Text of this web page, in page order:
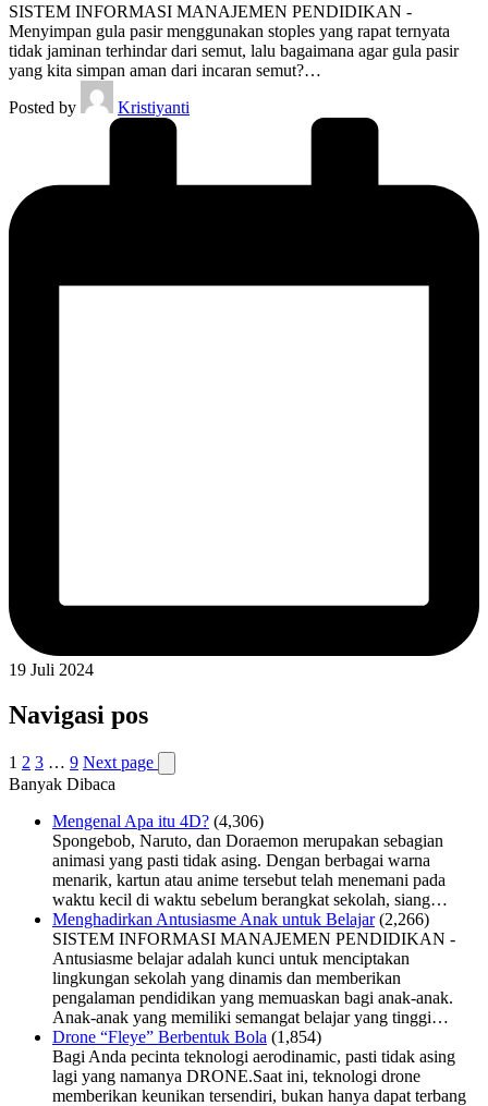
SISTEM INFORMASI MANAJEMEN PENDIDIKAN -
Menyimpan gula pasir menggunakan stoples yang rapat ternyata
tidak jaminan terhindar dari semut, lalu bagaimana agar gula pasir
yang kita simpan aman dari incaran semut?…
Posted by
Kristiyanti
19 Juli 2024
Navigasi pos
1 2 3 … 9 Next page
Banyak Dibaca
Mengenal Apa itu 4D? (4,306)
Spongebob, Naruto, dan Doraemon merupakan sebagian
animasi yang pasti tidak asing. Dengan berbagai warna
menarik, kartun atau anime tersebut telah menemani pada
waktu kecil di waktu sebelum berangkat sekolah, siang…
Menghadirkan Antusiasme Anak untuk Belajar (2,266)
SISTEM INFORMASI MANAJEMEN PENDIDIKAN -
Antusiasme belajar adalah kunci untuk menciptakan
lingkungan sekolah yang dinamis dan memberikan
pengalaman pendidikan yang memuaskan bagi anak-anak.
Anak-anak yang memiliki semangat belajar yang tinggi…
Drone “Fleye” Berbentuk Bola (1,854)
Bagi Anda pecinta teknologi aerodinamic, pasti tidak asing
lagi yang namanya DRONE.Saat ini, teknologi drone
memberikan keunikan tersendiri, bukan hanya dapat terbang